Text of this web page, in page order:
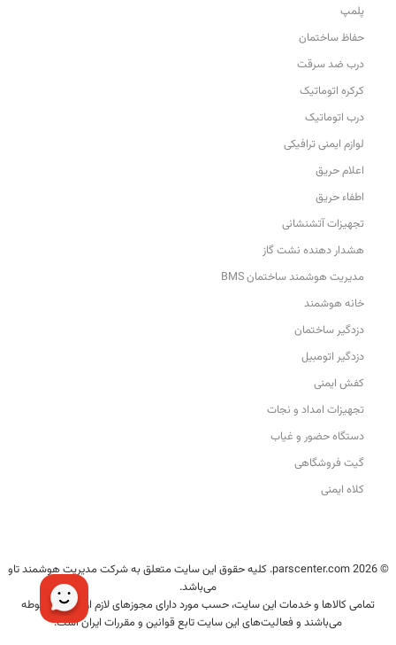
پلمپ
حفاظ ساختمان
درب ضد سرقت
کرکره اتوماتیک
درب اتوماتیک
لوازم ایمنی ترافیکی
اعلام حریق
اطفاء حریق
تجهیزات آتشنشانی
هشدار دهنده نشت گاز
مدیریت هوشمند ساختمان BMS
خانه هوشمند
دزدگیر ساختمان
دزدگیر اتومبیل
کفش ایمنی
تجهیزات امداد و نجات
دستگاه حضور و غیاب
گیت فروشگاهی
کلاه ایمنی
© 2026 parscenter.com. کلیه حقوق این سایت متعلق به شرکت مدیریت هوشمند تاو
می‌باشد.
تمامی کالاها و خدمات این سایت، حسب مورد دارای مجوزهای لازم از مراجع مربوطه
می‌باشند و فعالیت‌های این سایت تابع قوانین و مقررات ایران است.